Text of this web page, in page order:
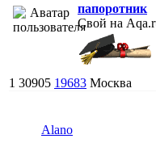
папоротник
Свой на
1 30905 19683 Москва
Alano